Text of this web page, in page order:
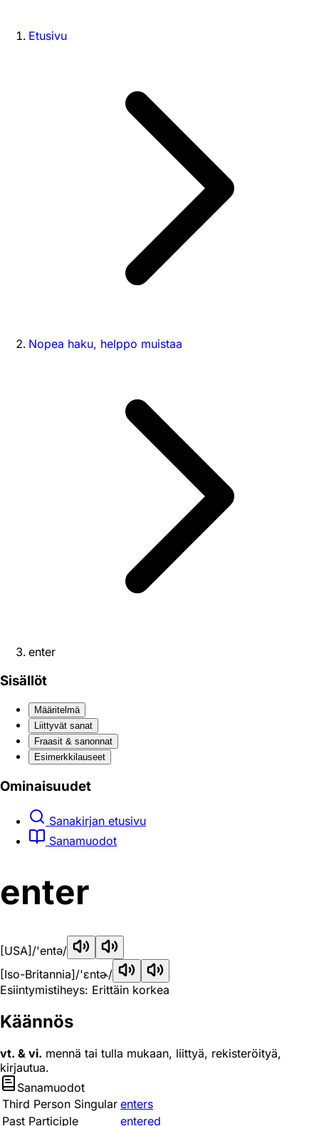
Etusivu
Nopea haku, helppo muistaa
enter
Sisällöt
Määritelmä
Liittyvät sanat
Fraasit & sanonnat
Esimerkkilauseet
Ominaisuudet
Sanakirjan etusivu
Sanamuodot
enter
[USA] /'entə/
[Iso-Britannia]/'ɛntɚ/
Esiintymistiheys: Erittäin korkea
Käännös
vt. & vi. mennä tai tulla mukaan, liittyä, rekisteröityä,
kirjautua.
Sanamuodot
Third Person Singular enters
Past Participle
entered